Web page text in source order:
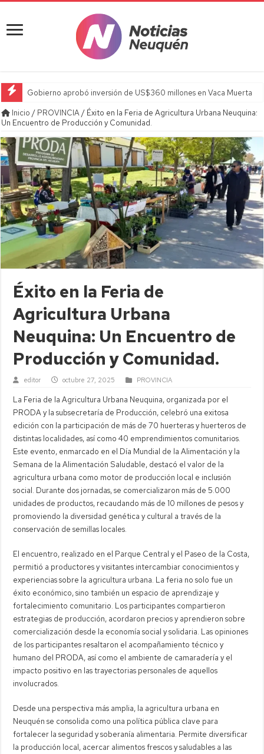
Gobierno aprobó inversión de US$360 millones en Vaca Muerta
Inicio / PROVINCIA/ Éxito en la Feria de Agricultura Urbana Neuquina:
Un Encuentro de Producción y Comunidad.
Éxito en la Feria de
Agricultura Urbana
Neuquina: Un Encuentro de
Producción y Comunidad.
editor octubre 27, 2025 PROVINCIA
La Feria de la Agricultura Urbana Neuquina, organizada por el
PRODA y la subsecretaría de Producción, celebró una exitosa
edición con la participación de más de 70 huerteras y huerteros de
distintas localidades, así como 40 emprendimientos comunitarios.
Este evento, enmarcado en el Día Mundial de la Alimentación y la
Semana de la Alimentación Saludable, destacó el valor de la
agricultura urbana como motor de producción local e inclusión
social. Durante dos jornadas, se comercializaron más de 5.000
unidades de productos, recaudando más de 10 millones de pesos y
promoviendo la diversidad genética y cultural a través de la
conservación de semillas locales.
El encuentro, realizado en el Parque Central y el Paseo de la Costa,
permitió a productores y visitantes intercambiar conocimientos y
experiencias sobre la agricultura urbana. La feria no solo fue un
éxito económico, sino también un espacio de aprendizaje y
fortalecimiento comunitario. Los participantes compartieron
estrategias de producción, acordaron precios y aprendieron sobre
comercialización desde la economía social y solidaria. Las opiniones
de los participantes resaltaron el acompañamiento técnico y
humano del PRODA, así como el ambiente de camaradería y el
impacto positivo en las trayectorias personales de aquellos
involucrados.
Desde una perspectiva más amplia, la agricultura urbana en
Neuquén se consolida como una política pública clave para
fortalecer la seguridad y soberanía alimentaria. Permite diversificar
la producción local, acercar alimentos frescos y saludables a las